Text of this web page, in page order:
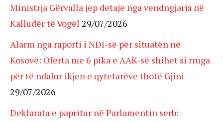
Ministrja Gërvalla jep detaje nga vendngjarja në
Kalludër të Vogël 29/07/2026
Alarm nga raporti i NDI-së për situatën në
Kosovë: Oferta me 6 pika e AAK-së shihet si rruga
për të ndalur ikjen e qytetarëve thotë Gjini
29/07/2026
Deklarata e papritur në Parlamentin serb: